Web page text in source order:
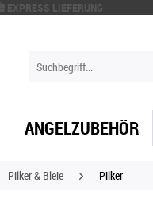
EXPRESS LIEFERUNG
ANGELZUBEHÖR
Pilker & Bleie Pilker